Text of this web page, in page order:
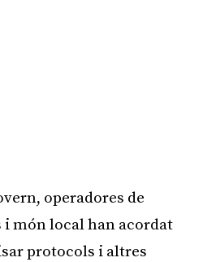
operadores de
món local han acordat
protocols i altres